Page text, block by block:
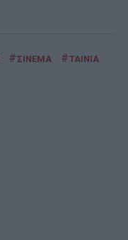
#ΣΙΝΕΜΑ #ΤΑΙΝΙΑ